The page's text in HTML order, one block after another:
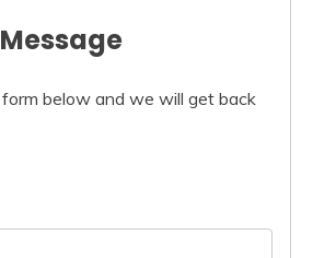
below and we will get back